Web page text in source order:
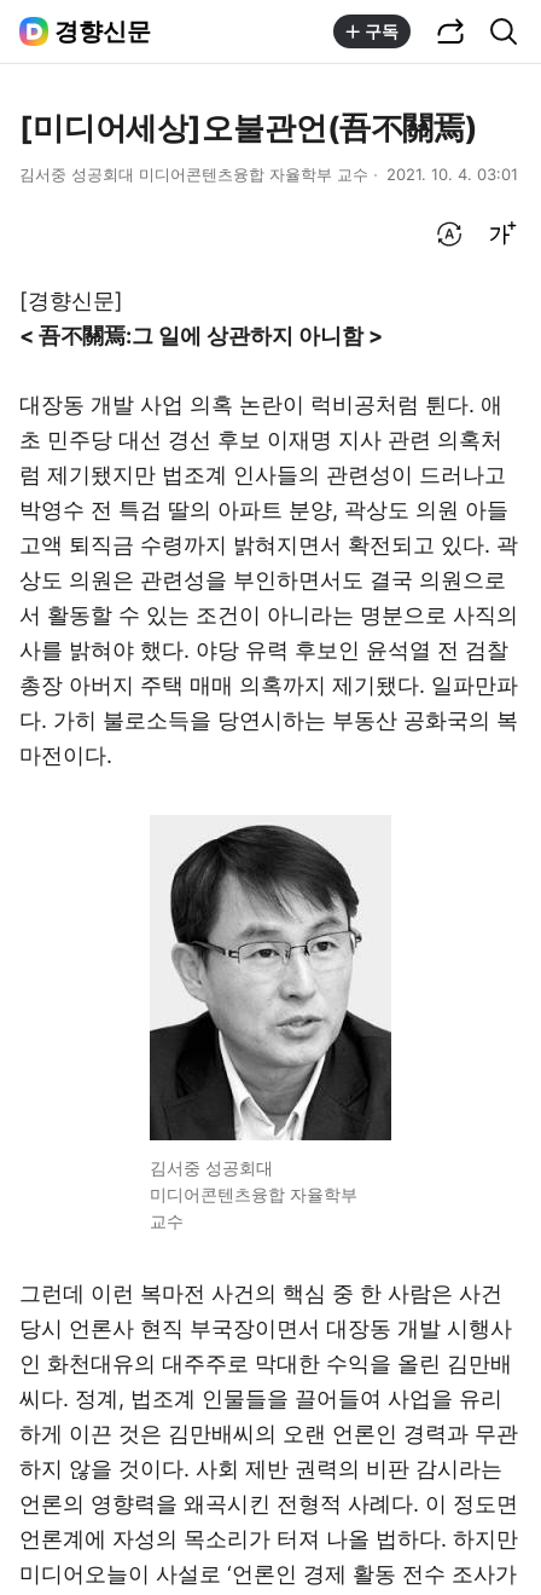
경향신문 구독
[미디어세상]오불관언(吾不關焉)
김서중 성공회대 미디어콘텐츠융합 자율학부 교수 2021. 10. 4. 03:01
[경향신문]
< 吾不關焉:그 일에 상관하지 아니함 >
대장동 개발 사업 의혹 논란이 럭비공처럼 튄다. 애
초 민주당 대선 경선 후보 이재명 지사 관련 의혹처
럼 제기됐지만 법조계 인사들의 관련성이 드러나고
박영수 전 특검 딸의 아파트 분양, 곽상도 의원 아들
고액 퇴직금 수령까지 밝혀지면서 확전되고 있다. 곽
상도 의원은 관련성을 부인하면서도 결국 의원으로
서 활동할 수 있는 조건이 아니라는 명분으로 사직의
사를 밝혀야 했다. 야당 유력 후보인 윤석열 전 검찰
총장 아버지 주택 매매 의혹까지 제기됐다. 일파만파
다. 가히 불로소득을 당연시하는 부동산 공화국의 복
마전이다.
김서중 성공회대
미디어콘텐츠융합 자율학부
교수
그런데 이런 복마전 사건의 핵심 중 한 사람은 사건
당시 언론사 현직 부국장이면서 대장동 개발 시행사
인 화천대유의 대주주로 막대한 수익을 올린 김만배
씨다. 정계, 법조계 인물들을 끌어들여 사업을 유리
하게 이끈 것은 김만배씨의 오랜 언론인 경력과 무관
하지 않을 것이다. 사회 제반 권력의 비판 감시라는
언론의 영향력을 왜곡시킨 전형적 사례다. 이 정도면
언론계에 자성의 목소리가 터져 나올 법하다. 하지만
미디어오늘이 사설로 ‘언론인 경제 활동 전수 조사가